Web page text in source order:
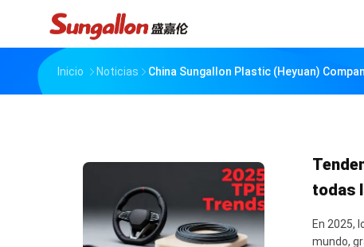
Inicio Noticias China Sungallon Plastic (heyuan)
todas
En 2025,
mundo,